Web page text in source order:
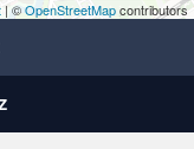
| ©OpenStreetMapcontributors